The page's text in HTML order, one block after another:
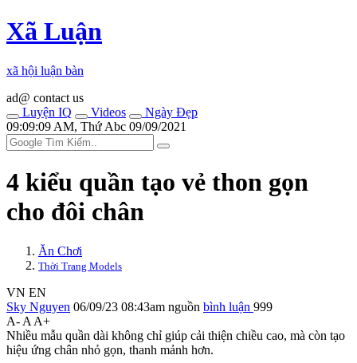
Xã Luận
xã hội luận bàn
ad@ contact us
Luyện IQ
Videos
Ngày Đẹp
09:09:09 AM, Thứ Abc 09/09/2021
4 kiểu quần tạo vẻ thon gọn
cho đôi chân
Ăn Chơi
Thời Trang Models
VN EN
Sky Nguyen 06/09/23 08:43am nguồn bình luận 999
A- A A+
Nhiều mẫu quần dài không chỉ giúp cải thiện chiều cao, mà còn tạo
hiệu ứng chân nhỏ gọn, thanh mảnh hơn.